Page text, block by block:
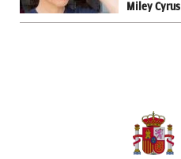
Miley Cyrus